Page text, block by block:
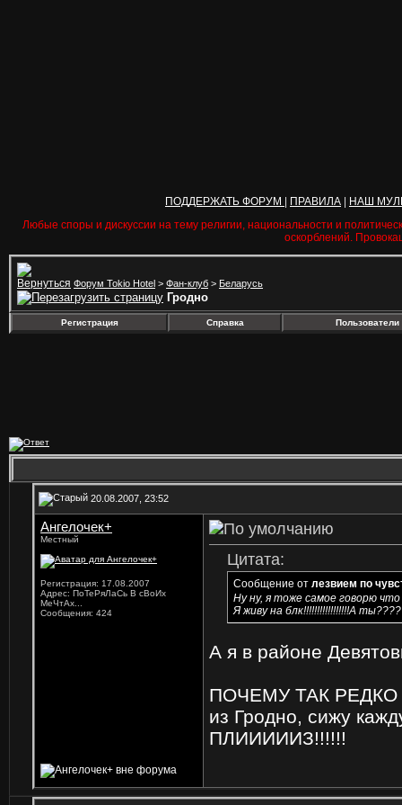
ПОДДЕРЖАТЬ ФОРУМ ПРАВИЛА
НАШ
Любые споры и дискуссии на тему религии, национальности и
оскорблений.
Форум Tokio Hotel > Фан-клуб > Беларусь
Гродно
Регистрация Справка Пользователи
20.08.2007, 23:52
Ангелочек+
Местный
Регистрация: 17.08.2007
Адрес: ПоТеРяЛаСь В сВоИх
МеЧтАх...
Сообщения: 424
Цитата:
Сообщение от лезвием по
Ну ну, я тоже самое говорю
Я живу на блк!!!!!!!!!!!!!!!!!А
А я в районе
ПОЧЕМУ ТАК РЕДКО
из Гродно, сижу
ПЛИИИИИЗ!!!!!!